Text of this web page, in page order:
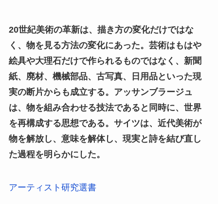
20世紀美術の革新は、描き方の変化だけではな
く、物を見る方法の変化にあった。芸術はもはや
絵具や大理石だけで作られるものではなく、新聞
紙、廃材、機械部品、古写真、日用品といった現
実の断片からも成立する。アッサンブラージュ
は、物を組み合わせる技法であると同時に、世界
を再構成する思想である。サイツは、近代美術が
物を解放し、意味を解体し、現実と詩を結び直し
た過程を明らかにした。
アーティスト研究選書